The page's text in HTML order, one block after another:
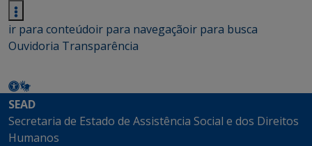
ir para conteúdoir para navegaçãoir para busca
Ouvidoria Transparência
SEAD
Secretaria de Estado de Assistência Social e dos Direitos
Humanos